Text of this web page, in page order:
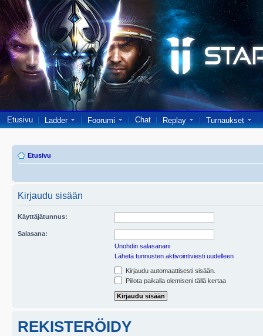
Etusivu Ladder Foorumi Chat Replay Turnaukset
Etusivu
Kirjaudu sisään
Käyttäjätunnus:
Salasana:
Unohdin salasanani
Lähetä tunnusten aktivointiviesti uudelleen
Kirjaudu automaattisesti sisään.
Piilota paikalla olemiseni tällä kertaa
REKISTERÖIDY